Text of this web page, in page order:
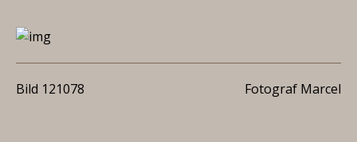
Bild 121078 Fotograf Marcel